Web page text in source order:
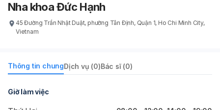
Nha khoa Đức Hạnh
45 Đường Trần Nhật Duật, phường Tân Định, Quận 1, Ho Chi Minh City,
Vietnam
Thông tin chungDịch vụ (0)Bác sĩ (0)
Giờ làm việc